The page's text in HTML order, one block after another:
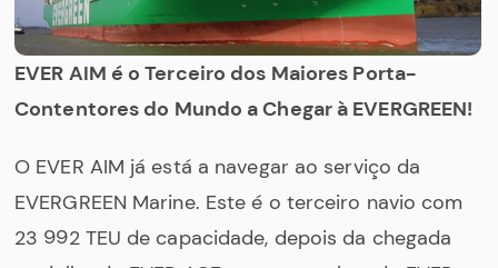
EVER AIM é o Terceiro dos Maiores Porta-
Contentores do Mundo a Chegar à EVERGREEN!
O EVER AIM já está a navegar ao serviço da
EVERGREEN Marine. Este é o terceiro navio com
23 992 TEU de capacidade, depois da chegada